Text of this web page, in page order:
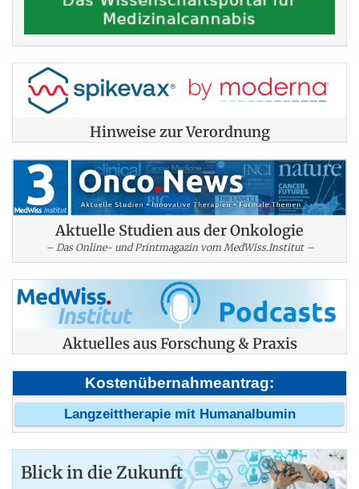
Hinweise zur Verordnung
Aktuelle Studien aus der Onkologie
– Das Online- und Printmagazin vom MedWiss.Institut –
Aktuelles aus Forschung & Praxis
Kostenübernahmeantrag:
Langzeittherapie mit Humanalbumin
Blick in die Zukunft